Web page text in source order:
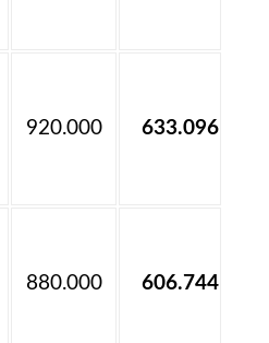
920.000 633.096
880.000 606.744